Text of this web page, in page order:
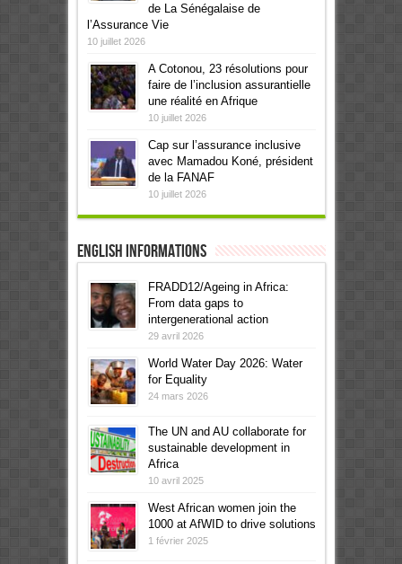
de La Sénégalaise de
l’Assurance Vie
10 juillet 2026
A Cotonou, 23 résolutions pour
faire de l’inclusion assurantielle
une réalité en Afrique
10 juillet 2026
Cap sur l’assurance inclusive
avec Mamadou Koné, président
de la FANAF
10 juillet 2026
English informations
FRADD12/Ageing in Africa:
From data gaps to
intergenerational action
29 avril 2026
World Water Day 2026: Water
for Equality
24 mars 2026
The UN and AU collaborate for
sustainable development in
Africa
10 avril 2025
West African women join the
1000 at AfWID to drive solutions
1 février 2025